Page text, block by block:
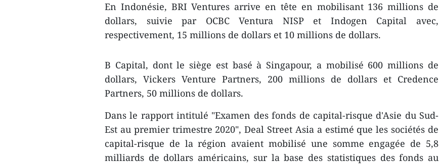
En Indonésie, BRI Ventures arrive en tête en mobilisant 136 millions de
dollars, suivie par OCBC Ventura NISP et Indogen Capital avec,
respectivement, 15 millions de dollars et 10 millions de dollars.
B Capital, dont le siège est basé à Singapour, a mobilisé 600 millions de
dollars, Vickers Venture Partners, 200 millions de dollars et Credence
Partners, 50 millions de dollars.
Dans le rapport intitulé "Examen des fonds de capital-risque d'Asie du Sud-
Est au premier trimestre 2020", Deal Street Asia a estimé que les sociétés de
capital-risque de la région avaient mobilisé une somme engagée de 5,8
milliards de dollars américains, sur la base des statistiques des fonds au